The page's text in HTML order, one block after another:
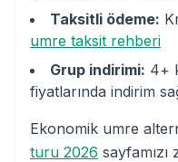
Taksitli ödeme:
umre taksit rehberi
Grup indirimi: 4+
fiyatlarında indirim
Ekonomik umre
turu 2026 sayfamızı